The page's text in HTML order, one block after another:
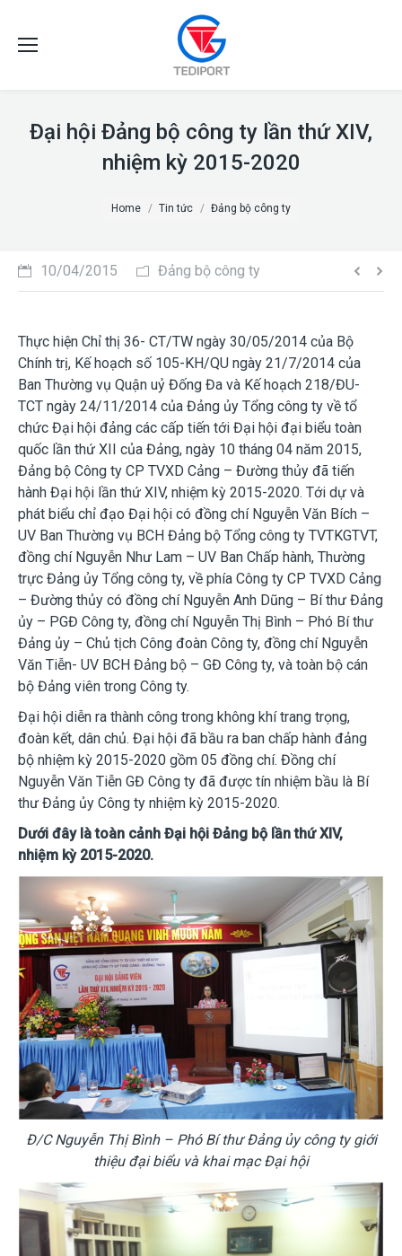
Đại hội Đảng bộ công ty lần thứ XIV,
nhiệm kỳ 2015-2020
Home Tin tức Đảng bộ công ty
10/04/2015 Đảng bộ công ty
Thực hiện Chỉ thị 36- CT/TW ngày 30/05/2014 của Bộ
Chính trị, Kế hoạch số 105-KH/QU ngày 21/7/2014 của
Ban Thường vụ Quận uỷ Đống Đa và Kế hoạch 218/ĐU-
TCT ngày 24/11/2014 của Đảng ủy Tổng công ty về tổ
chức Đại hội đảng các cấp tiến tới Đại hội đại biểu toàn
quốc lần thứ XII của Đảng, ngày 10 tháng 04 năm 2015,
Đảng bộ Công ty CP TVXD Cảng – Đường thủy đã tiến
hành Đại hội lần thứ XIV, nhiệm kỳ 2015-2020. Tới dự và
phát biểu chỉ đạo Đại hội có đồng chí Nguyễn Văn Bích –
UV Ban Thường vụ BCH Đảng bộ Tổng công ty TVTKGTVT,
đồng chí Nguyễn Như Lam – UV Ban Chấp hành, Thường
trực Đảng ủy Tổng công ty, về phía Công ty CP TVXD Cảng
– Đường thủy có đồng chí Nguyễn Anh Dũng – Bí thư Đảng
ủy – PGĐ Công ty, đồng chí Nguyễn Thị Bình – Phó Bí thư
Đảng ủy – Chủ tịch Công đoàn Công ty, đồng chí Nguyễn
Văn Tiễn- UV BCH Đảng bộ – GĐ Công ty, và toàn bộ cán
bộ Đảng viên trong Công ty.
Đại hội diễn ra thành công trong không khí trang trọng,
đoàn kết, dân chủ. Đại hội đã bầu ra ban chấp hành đảng
bộ nhiệm kỳ 2015-2020 gồm 05 đồng chí. Đồng chí
Nguyễn Văn Tiễn GĐ Công ty đã được tín nhiệm bầu là Bí
thư Đảng ủy Công ty nhiệm kỳ 2015-2020.
Dưới đây là toàn cảnh Đại hội Đảng bộ lần thứ XIV,
nhiệm kỳ 2015-2020.
Đ/C Nguyễn Thị Bình – Phó Bí thư Đảng ủy công ty giới
thiệu đại biểu và khai mạc Đại hội